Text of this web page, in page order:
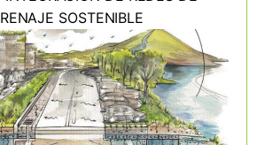
SOSTENIBLE